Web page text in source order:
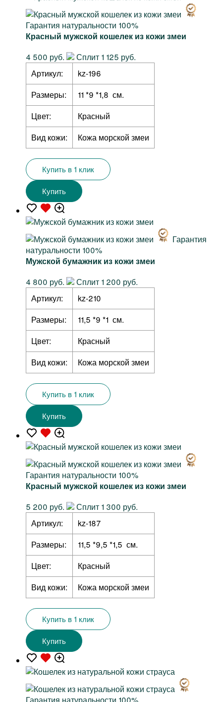
Гарантия натуральности 100%
Красный мужской кошелек из кожи змеи
4 500 руб.
Сплит 1 125 руб.
Артикул:
kz-196
Размеры:
11 *9 *1,8 см.
Цвет:
Красный
Вид кожи:
Кожа морской змеи
Купить в 1 клик
Купить
Гарантия
натуральности 100%
Мужской бумажник из кожи змеи
4 800 руб.
Сплит 1 200 руб.
Артикул:
kz-210
Размеры:
11,5 *9 *1 см.
Цвет:
Красный
Вид кожи:
Кожа морской змеи
Купить в 1 клик
Купить
Гарантия натуральности 100%
Красный мужской кошелек из кожи змеи
5 200 руб.
Сплит 1 300 руб.
Артикул:
kz-187
Размеры:
11,5 *9,5 *1,5 см.
Цвет:
Красный
Вид кожи:
Кожа морской змеи
Купить в 1 клик
Купить